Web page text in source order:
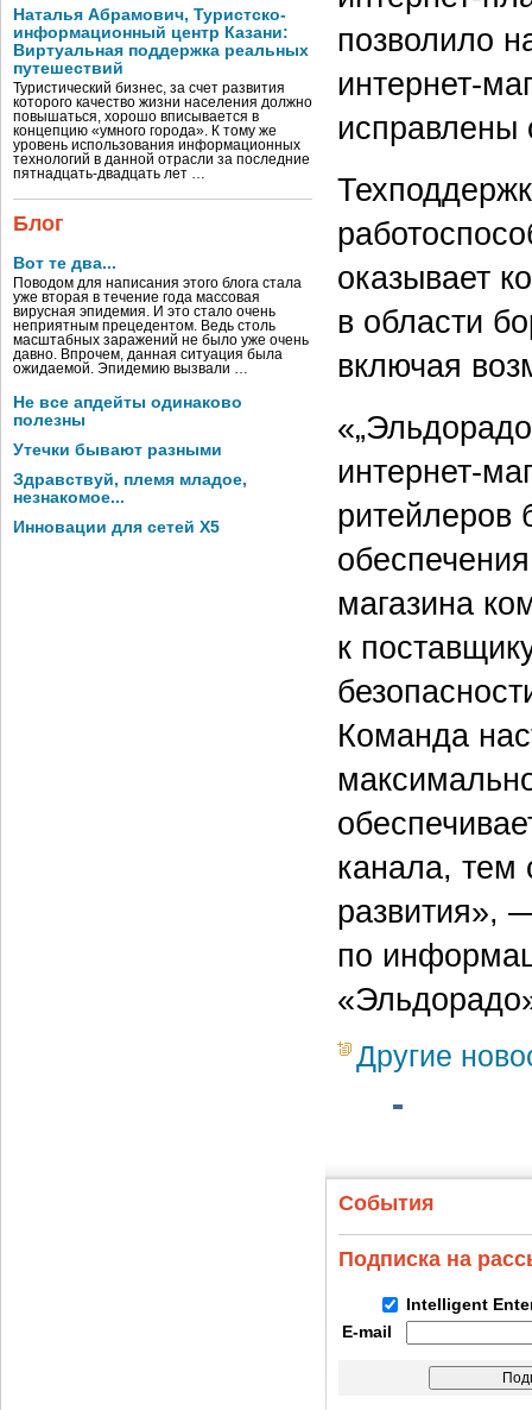
Наталья Абрамович, Туристско-
информационный центр Казани:
Виртуальная поддержка реальных
путешествий
Туристический бизнес, за счет развития
которого качество жизни населения должно
повышаться, хорошо вписывается в
концепцию «умного города». К тому же
уровень использования информационных
технологий в данной отрасли за последние
пятнадцать-двадцать лет …
Блог
Вот те два...
Поводом для написания этого блога стала
уже вторая в течение года массовая
вирусная эпидемия. И это стало очень
неприятным прецедентом. Ведь столь
масштабных заражений не было уже очень
давно. Впрочем, данная ситуация была
ожидаемой. Эпидемию вызвали …
Не все апдейты одинаково
полезны
Утечки бывают разными
Здравствуй, племя младое,
незнакомое...
Инновации для сетей X5
позволило
интернет-
оказывает
в области
включая
интернет-
ритейлеров
магазина
к
Команда
канала, тем
развития»,
по
Другие
События
Подписка на
Intelligent
E-mail